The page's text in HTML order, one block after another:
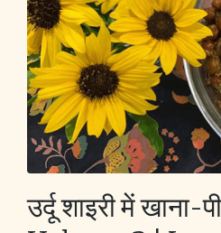
उर्दू शाइरी में खाना-